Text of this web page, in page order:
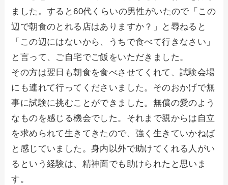
ました。すると60代くらいの男性がいたので「この
辺で朝食のとれる店はありますか？」と尋ねると
「この辺にはないから、うちで食べて行きなさい」
と言って、ご自宅でご飯をいただきました。
その方は翌日も朝食を食べさせてくれて、試験会場
にも連れて行ってくださいました。そのおかげで無
事に試験に挑むことができました。無償の愛のよう
なものを感じる機会でした。それまで親からは自立
を求められて生きてきたので、強く生きていかねば
と感じていました。身内以外で助けてくれる人がい
るという経験は、精神面でも助けられたと思いま
す。